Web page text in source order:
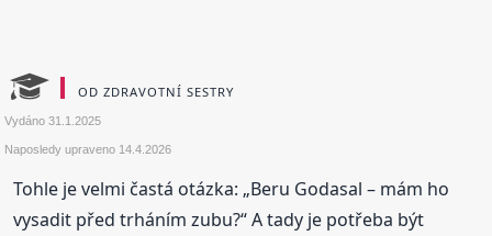
OD ZDRAVOTNÍ SESTRY
Vydáno31.1.2025
Naposledy upraveno 14.4.2026
Tohle je velmi častá otázka: „Beru Godasal – mám ho
vysadit před trháním zubu?“ A tady je potřeba být